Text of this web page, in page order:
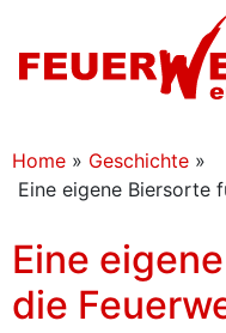
Home » Geschichte »
Eine eigene Biersorte
Eine
die